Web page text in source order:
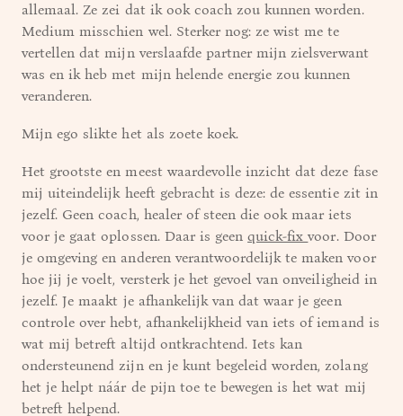
allemaal. Ze zei dat ik ook coach zou kunnen worden.
Medium misschien wel. Sterker nog: ze wist me te
vertellen dat mijn verslaafde partner mijn zielsverwant
was en ik heb met mijn helende energie zou kunnen
veranderen.
Mijn ego slikte het als zoete koek.
Het grootste en meest waardevolle inzicht dat deze fase
mij uiteindelijk heeft gebracht is deze: de essentie zit in
jezelf. Geen coach, healer of steen die ook maar iets
voor je gaat oplossen. Daar is geenquick-fixvoor. Door
je omgeving en anderen verantwoordelijk te maken voor
hoe jij je voelt, versterk je het gevoel van onveiligheid in
jezelf. Je maakt je afhankelijk van dat waar je geen
controle over hebt, afhankelijkheid van iets of iemand is
wat mij betreft altijd ontkrachtend. Iets kan
ondersteunend zijn en je kunt begeleid worden, zolang
het je helpt náár de pijn toe te bewegen is het wat mij
betreft helpend.